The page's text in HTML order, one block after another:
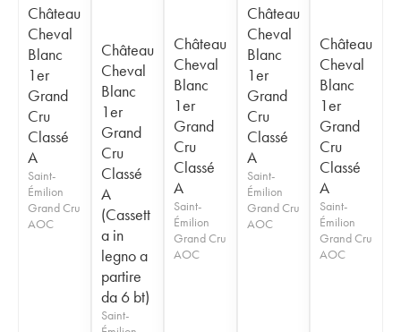
Château
Cheval
Blanc
1er
Grand
Cru
Classé
A
Saint-
Émilion
Grand Cru
AOC
Château
Cheval
Blanc
1er
Grand
Cru
Classé
A
(Cassett
a in
legno a
partire
da 6 bt)
Saint-
Château
Cheval
Blanc
1er
Grand
Cru
Classé
A
Saint-
Émilion
Grand Cru
AOC
Château
Cheval
Blanc
1er
Grand
Cru
Classé
A
Saint-
Émilion
Grand Cru
AOC
Château
Cheval
Blanc
1er
Grand
Cru
Classé
A
Saint-
Émilion
Grand Cru
AOC